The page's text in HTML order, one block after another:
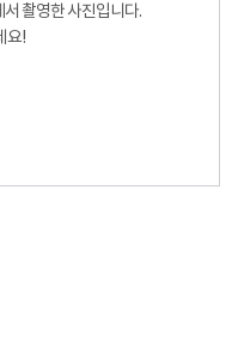
촬영한 사진입니다.
요!